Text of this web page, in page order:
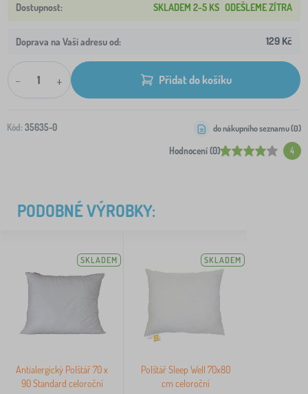
SKLADEM 2-5 KS ODEŠLEME ZÍTRA
Doprava na Vaši adresu od: 129 Kč
- + Přidat do košíku
Kód: 35635-0
Hodnocení (0) 4
do nákupního seznamu (0)
PODOBNÉ VÝROBKY:
SKLADEM
Antialergický Polštář 70 x
90 Standard celoroční
SKLADEM
Polštář Sleep Well 70x80
cm celoroční